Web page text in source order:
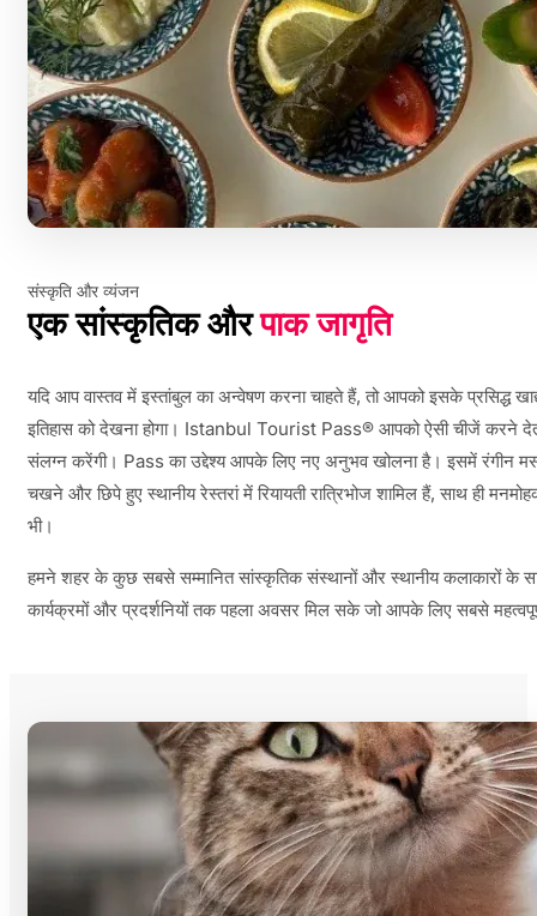
संस्कृति और व्यंजन
एक सांस्कृतिक औरपाक जागृति
यदि आप वास्तव में इस्तांबुल का अन्वेषण करना चाहते हैं, तो आपको इसके प्रसिद्ध
इतिहास को देखना होगा। Istanbul Tourist Pass® आपको ऐसी चीजें करने
संलग्न करेंगी। Pass का उद्देश्य आपके लिए नए अनुभव खोलना है। इसमें रंगीन
चखने और छिपे हुए स्थानीय रेस्तरां में रियायती रात्रिभोज शामिल हैं, साथ ही
भी।
हमने शहर के कुछ सबसे सम्मानित सांस्कृतिक संस्थानों और स्थानीय कलाकारों के
कार्यक्रमों और प्रदर्शनियों तक पहला अवसर मिल सके जो आपके लिए सबसे